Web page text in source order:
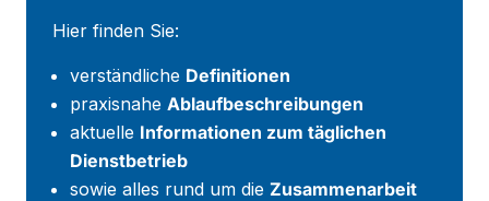
Hier finden Sie:
verständliche Definitionen
praxisnahe Ablaufbeschreibungen
aktuelle Informationen zum täglichen
Dienstbetrieb
sowie alles rund um die Zusammenarbeit